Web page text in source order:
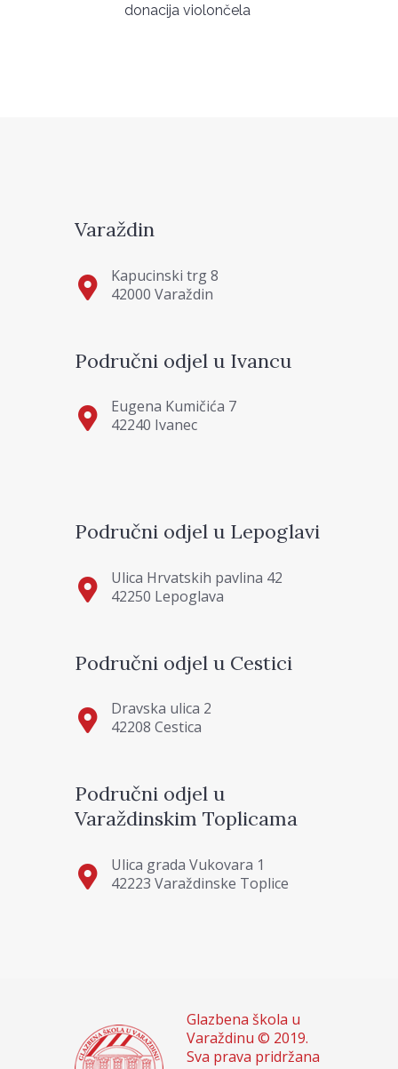
donacija violončela
Varaždin
Kapucinski trg 8
42000 Varaždin
Područni odjel u Ivancu
Eugena Kumičića 7
42240 Ivanec
Područni odjel u Lepoglavi
Ulica Hrvatskih pavlina 42
42250 Lepoglava
Područni odjel u Cestici
Dravska ulica 2
42208 Cestica
Područni odjel u
Varaždinskim Toplicama
Ulica grada Vukovara 1
42223 Varaždinske Toplice
Glazbena škola u
Varaždinu © 2019.
Sva prava pridržana